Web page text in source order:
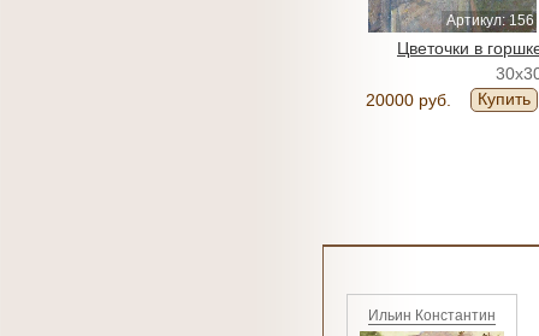
Артикул: 156
Цветочки в
20000 руб.
Купить
Ильин Константин